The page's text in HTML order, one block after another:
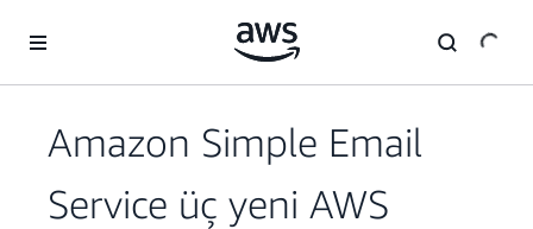
Amazon Simple Email
Service üç yeni AWS